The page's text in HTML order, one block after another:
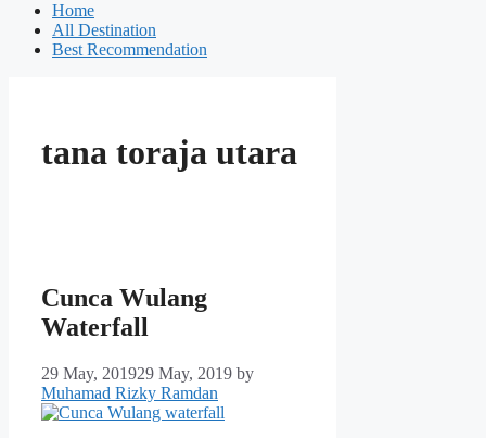
Home
All Destination
Best Recommendation
tana toraja utara
Cunca Wulang
Waterfall
29 May, 201929 May, 2019 by
Muhamad Rizky Ramdan